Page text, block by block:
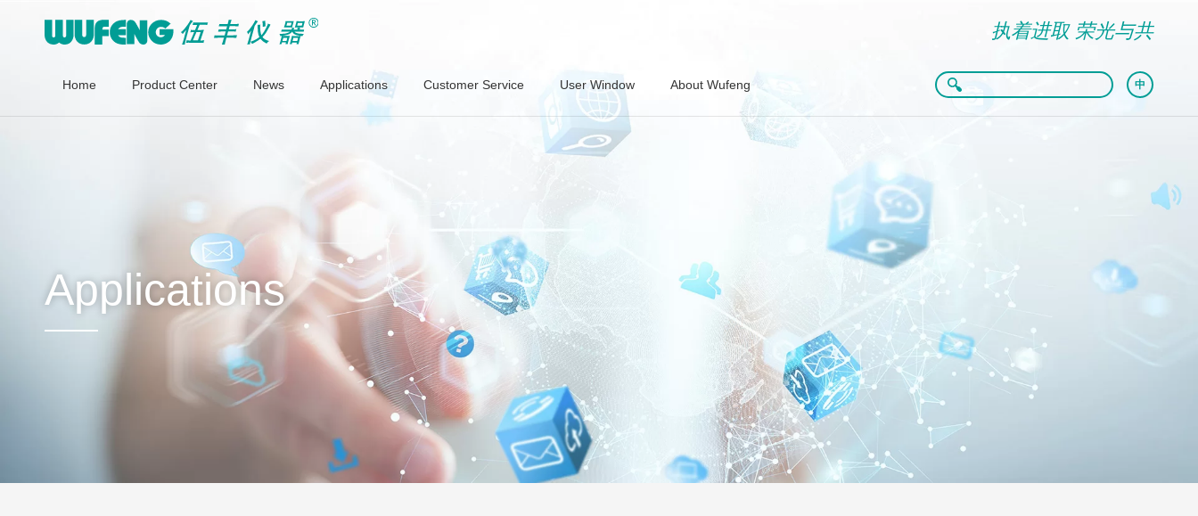
执着进取 荣光与共
Home Product Center News Applications Customer Service User Window About Wufeng 中
Applications